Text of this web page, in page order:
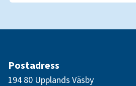
Postadress
194 80 Upplands Väsby